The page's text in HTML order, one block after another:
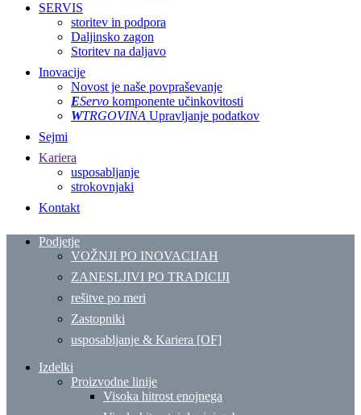
SERVIS
storitev in podpora
Daljinsko zagon
Storitev na daljavo
Inovacije
Novost je naše povpraševanje
EServo komponente učinkovitosti
WTRGOVINA Upravljanje podatkov
Sejmi
Kariera
usposabljanje
strokovnjaki
Kontakt
Podjetje
VOŽNJI PO INOVACIJAH
ZANESLJIVI PO TRADICIJI
rešitve po meri
Zastopniki
usposabljanje & Kariera [OF]
Izdelki
Proizvodne linije
Visoka hitrost enojnega